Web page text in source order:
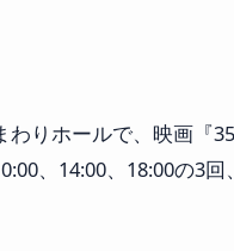
りホールで、映画『
、14:00、18:00の3